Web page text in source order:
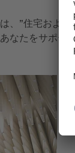
、”住宅およ
なたをサポー